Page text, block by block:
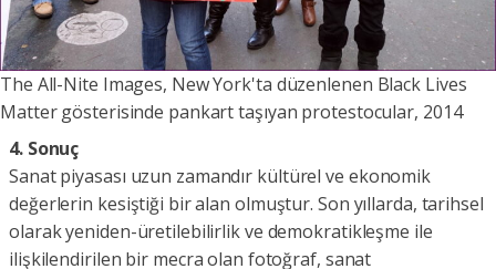
The All-Nite Images, New York'ta düzenlenen Black Lives
Matter gösterisinde pankart taşıyan protestocular, 2014
4. Sonuç
Sanat piyasası uzun zamandır kültürel ve ekonomik
değerlerin kesiştiği bir alan olmuştur. Son yıllarda, tarihsel
olarak yeniden-üretilebilirlik ve demokratikleşme ile
ilişkilendirilen bir mecra olan fotoğraf, sanat